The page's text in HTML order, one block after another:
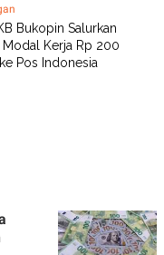
Bukopin Salurkan
Modal Kerja Rp 200
Pos Indonesia